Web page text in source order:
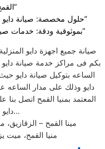
القمح”
“حلول مخصصة: صيانة دايو الشاملة في منيا القمح”
“بموثوقية ودقة: خدمات صيانة دايو في منيا القمح”
صيانة جميع اجهزة دايو
بكم فى مراكز خدمة صيانة
الساعه بتوكيل صيانة دايو
دايو وذلك على مدار الساعه
المعتمد بمنيا القمح اتصل
دايو اتصل بنا…
مينا القمح – الزقازيق،
منيا القمح، ميت